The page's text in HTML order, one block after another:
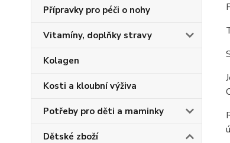
Přípravky pro péči o nohy
Vitamíny, doplňky stravy
Kolagen
Kosti a kloubní výživa
Potřeby pro děti a maminky
Dětské zboží